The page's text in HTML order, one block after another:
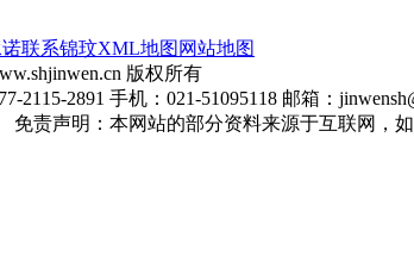
联系锦玟XML地图 网站地图
版权所有
2891 手机：021-51095118 邮箱：
免责声明：本网站的部分资料来源于互联网，